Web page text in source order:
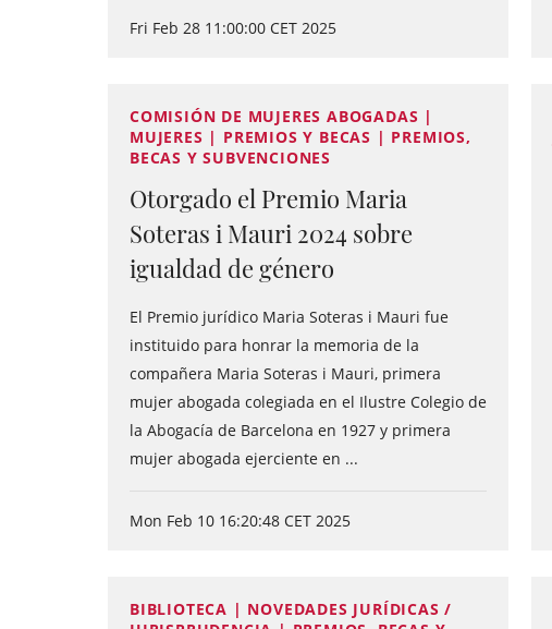
Fri Feb 28 11:00:00 CET 2025
COMISIÓN DE MUJERES ABOGADAS |
MUJERES | PREMIOS Y BECAS | PREMIOS,
BECAS Y SUBVENCIONES
Otorgado el Premio Maria
Soteras i Mauri 2024 sobre
igualdad de género
El Premio jurídico Maria Soteras i Mauri fue
instituido para honrar la memoria de la
compañera Maria Soteras i Mauri, primera
mujer abogada colegiada en el Ilustre Colegio de
la Abogacía de Barcelona en 1927 y primera
mujer abogada ejerciente en ...
Mon Feb 10 16:20:48 CET 2025
BIBLIOTECA | NOVEDADES JURÍDICAS /